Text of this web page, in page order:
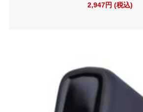
2,947円 (税込)